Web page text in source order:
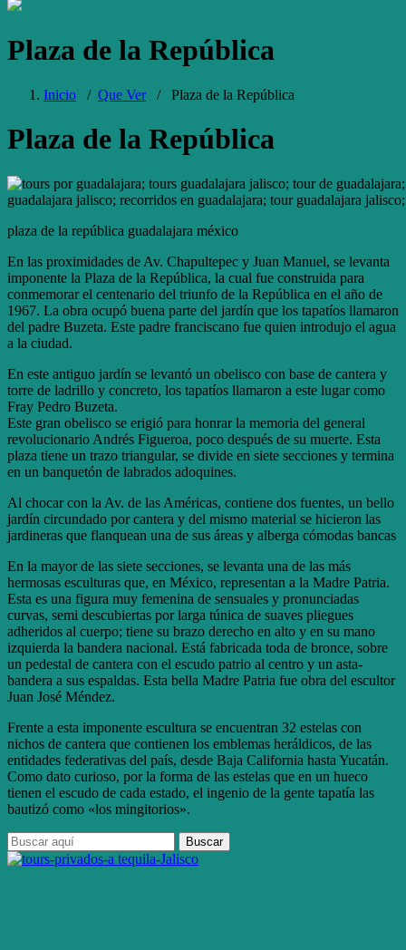
Plaza de la República
Inicio / Que Ver/ Plaza de la República
Plaza de la República
plaza de la república guadalajara méxico
En las proximidades de Av. Chapultepec y Juan Manuel, se levanta
imponente la Plaza de la República, la cual fue construida para
conmemorar el centenario del triunfo de la República en el año de
1967. La obra ocupó buena parte del jardín que los tapatíos llamaron
del padre Buzeta. Este padre franciscano fue quien introdujo el agua
a la ciudad.
En este antiguo jardín se levantó un obelisco con base de cantera y
torre de ladrillo y concreto, los tapatíos llamaron a este lugar como
Fray Pedro Buzeta.
Este gran obelisco se erigió para honrar la memoria del general
revolucionario Andrés Figueroa, poco después de su muerte. Esta
plaza tiene un trazo triangular, se divide en siete secciones y termina
en un banquetón de labrados adoquines.
Al chocar con la Av. de las Américas, contiene dos fuentes, un bello
jardín circundado por cantera y del mismo material se hicieron las
jardineras que flanquean una de sus áreas y alberga cómodas bancas
En la mayor de las siete secciones, se levanta una de las más
hermosas esculturas que, en México, representan a la Madre Patria.
Esta es una figura muy femenina de sensuales y pronunciadas
curvas, semi descubiertas por larga túnica de suaves pliegues
adheridos al cuerpo; tiene su brazo derecho en alto y en su mano
izquierda la bandera nacional. Está fabricada toda de bronce, sobre
un pedestal de cantera con el escudo patrio al centro y un asta-
bandera a sus espaldas. Esta bella Madre Patria fue obra del escultor
Juan José Méndez.
Frente a esta imponente escultura se encuentran 32 estelas con
nichos de cantera que contienen los emblemas heráldicos, de las
entidades federativas del país, desde Baja California hasta Yucatán.
Como dato curioso, por la forma de las estelas que en un hueco
tienen el escudo de cada estado, el ingenio de la gente tapatía las
bautizó como «los mingitorios».